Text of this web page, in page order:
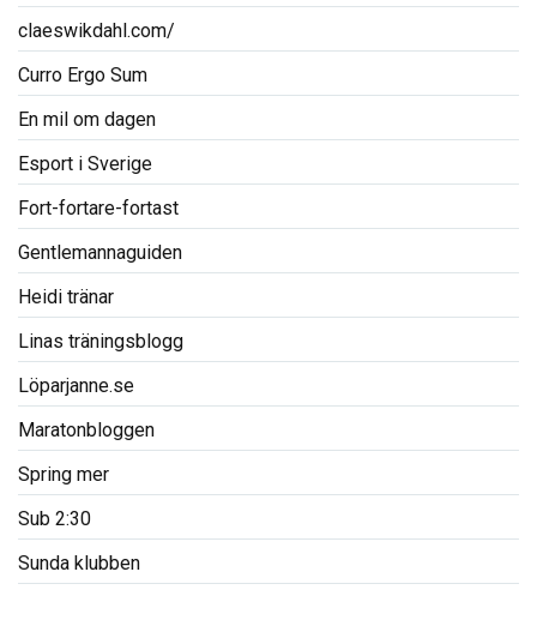
claeswikdahl.com/
Curro Ergo Sum
En mil om dagen
Esport i Sverige
Fort-fortare-fortast
Gentlemannaguiden
Heidi tränar
Linas träningsblogg
Löparjanne.se
Maratonbloggen
Spring mer
Sub 2:30
Sunda klubben